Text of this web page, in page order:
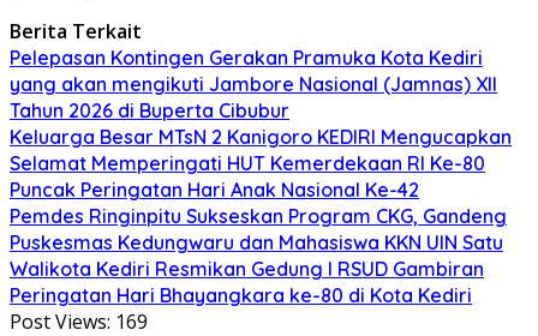
Berita Terkait
Pelepasan Kontingen Gerakan Pramuka Kota Kediri
yang akan mengikuti Jambore Nasional (Jamnas) XII
Tahun 2026 di Buperta Cibubur
Keluarga Besar MTsN 2 Kanigoro KEDIRI Mengucapkan
Selamat Memperingati HUT Kemerdekaan RI Ke-80
Puncak Peringatan Hari Anak Nasional Ke-42
Pemdes Ringinpitu Sukseskan Program CKG, Gandeng
Puskesmas Kedungwaru dan Mahasiswa KKN UIN Satu
Walikota Kediri Resmikan Gedung I RSUD Gambiran
Peringatan Hari Bhayangkara ke-80 di Kota Kediri
Post Views: 169